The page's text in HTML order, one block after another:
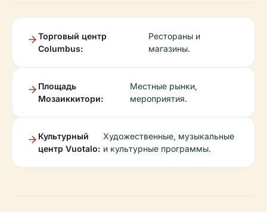
Торговый центр
Columbus:
Рестораны и
магазины.
Площадь
Мозаиккитори:
Местные рынки,
мероприятия.
Культурный
центр Vuotalo:
Художественные, музыкальные
и культурные программы.